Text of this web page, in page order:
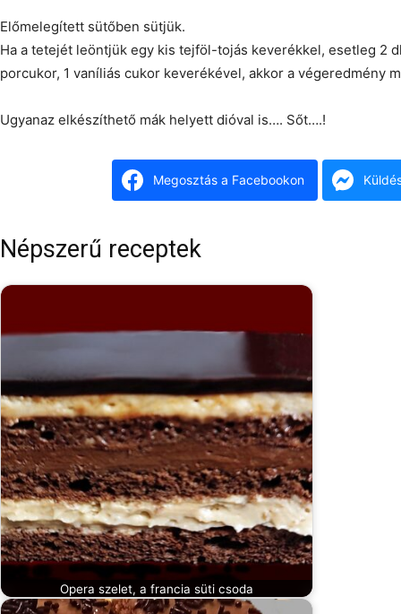
Előmelegített sütőben sütjük.
Ha a tetejét leöntjük egy kis tejföl-tojás keverékkel, esetleg 2
porcukor, 1 vaníliás cukor keverékével, akkor a végeredmény
Ugyanaz elkészíthető mák helyett dióval is…. Sőt….!
Megosztás a Facebookon
Népszerű receptek
Opera szelet, a francia süti csoda